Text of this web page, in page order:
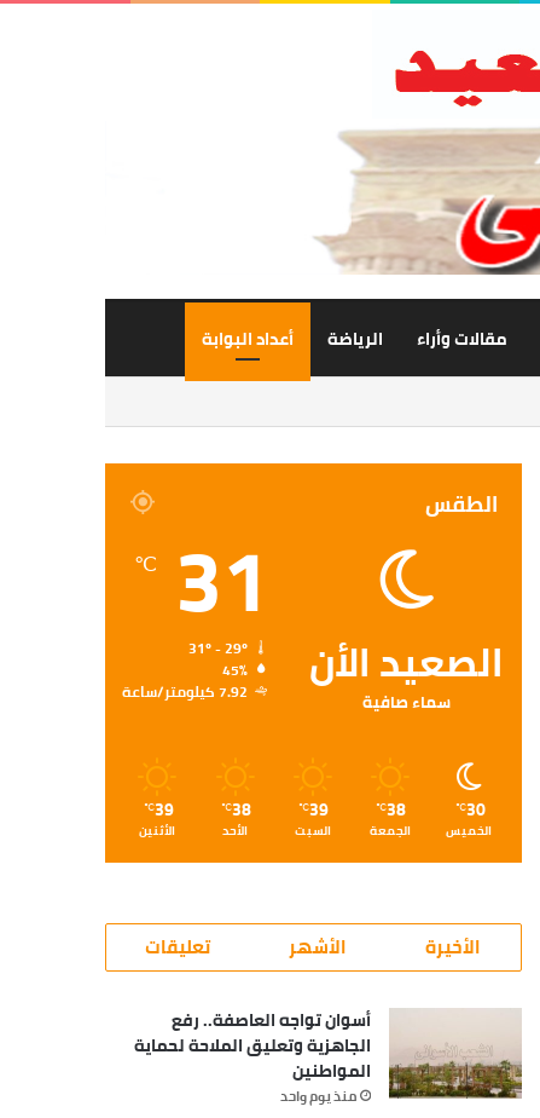
مقالات وأراء الرياضة أعداد البوابة
الطقس
الصعيد الأن
سماء صافية
31
℃
45%
7.92 كيلومتر/ساعة
30
℃
الخميس
38
℃
الجمعة
39
℃
السبت
38
℃
الأحد
39
℃
الأثنين
الأخيرة الأشهر تعليقات
أسوان تواجه العاصفة.. رفع
الجاهزية وتعليق الملاحة لحماية
المواطنين
منذ يوم واحد